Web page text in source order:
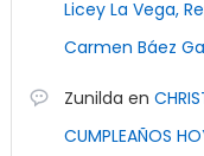
Licey La Vega,
Carmen Báez
Zunilda en
CUMPLEAÑOS